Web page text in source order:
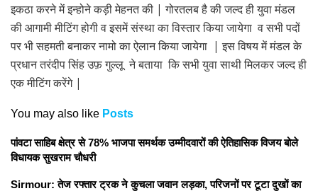
इकठा करने में इन्होने कड़ी मेहनत की | गोरतलब है की जल्द ही युवा मंडल
की आगामी मीटिंग होगी व इसमें संस्था का विस्तार किया जायेगा व सभी पदों
पर भी सहमती बनाकर नामो का ऐलान किया जायेगा | इस विषय में मंडल के
प्रधान तरंदीप सिंह उफ़ गुल्लू ने बताया कि सभी युवा साथी मिलकर जल्द ही
एक मीटिंग करेंगे |
You may also like Posts
पांवटा साहिब क्षेत्र से 78% भाजपा समर्थक उम्मीदवारों की ऐतिहासिक विजय बोले
विधायक सुखराम चौधरी
Sirmour: तेज रफ्तार ट्रक ने कुचला जवान लड़का, परिजनों पर टूटा दुखों का